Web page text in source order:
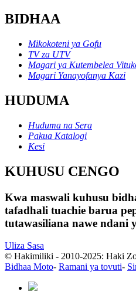
BIDHAA
Mikokoteni ya Gofu
TV za UTV
Magari ya Kutembelea
Magari Yanayofanya Kazi
HUDUMA
Huduma na Sera
Pakua Katalogi
Kesi
KUHUSU CENGO
Kwa maswali kuhusu
tafadhali tuachie barua
tutawasiliana nawe ndani
Uliza Sasa
© Hakimiliki - 2010-2025: Haki
Bidhaa Moto- Ramani ya tovuti-